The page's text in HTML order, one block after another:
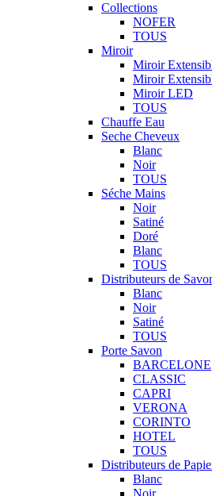
Collections
NOFER
TOUS
Miroir
Miroir
Miroir
Miroir LED
TOUS
Chauffe Eau
Seche Cheveux
Blanc
Noir
TOUS
Séche Mains
Noir
Satiné
Doré
Blanc
TOUS
Distributeurs de
Blanc
Noir
Satiné
TOUS
Porte Savon
BARCELONE
CLASSIC
CAPRI
VERONA
CORINTO
HOTEL
TOUS
Distributeurs de
Blanc
Noir